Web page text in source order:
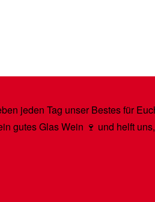
jeden Tag unser Bestes für
gutes Glas Wein 🍷 und helft